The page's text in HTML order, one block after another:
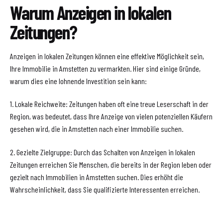
Warum Anzeigen in lokalen
Zeitungen?
Anzeigen in lokalen Zeitungen können eine effektive Möglichkeit sein,
Ihre Immobilie in Amstetten zu vermarkten. Hier sind einige Gründe,
warum dies eine lohnende Investition sein kann:
1. Lokale Reichweite: Zeitungen haben oft eine treue Leserschaft in der
Region, was bedeutet, dass Ihre Anzeige von vielen potenziellen Käufern
gesehen wird, die in Amstetten nach einer Immobilie suchen.
2. Gezielte Zielgruppe: Durch das Schalten von Anzeigen in lokalen
Zeitungen erreichen Sie Menschen, die bereits in der Region leben oder
gezielt nach Immobilien in Amstetten suchen. Dies erhöht die
Wahrscheinlichkeit, dass Sie qualifizierte Interessenten erreichen.